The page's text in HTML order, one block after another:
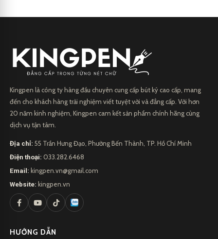
Kingpen là công ty hàng đầu chuyên cung cấp bút ký cao cấp, mang
đến cho khách hàng trải nghiệm viết tuyệt vời và đẳng cấp. Với hơn
20 năm kinh nghiệm, Kingpen cam kết sản phẩm chính hãng cùng
dịch vụ tận tâm.
Địa chỉ: 55 Trần Hưng Đạo, Phường Bến Thành, TP. Hồ Chí Minh
Điện thoại: 033.282.6468
Email: kingpen.vn@gmail.com
Website: kingpen.vn
HƯỚNG DẪN